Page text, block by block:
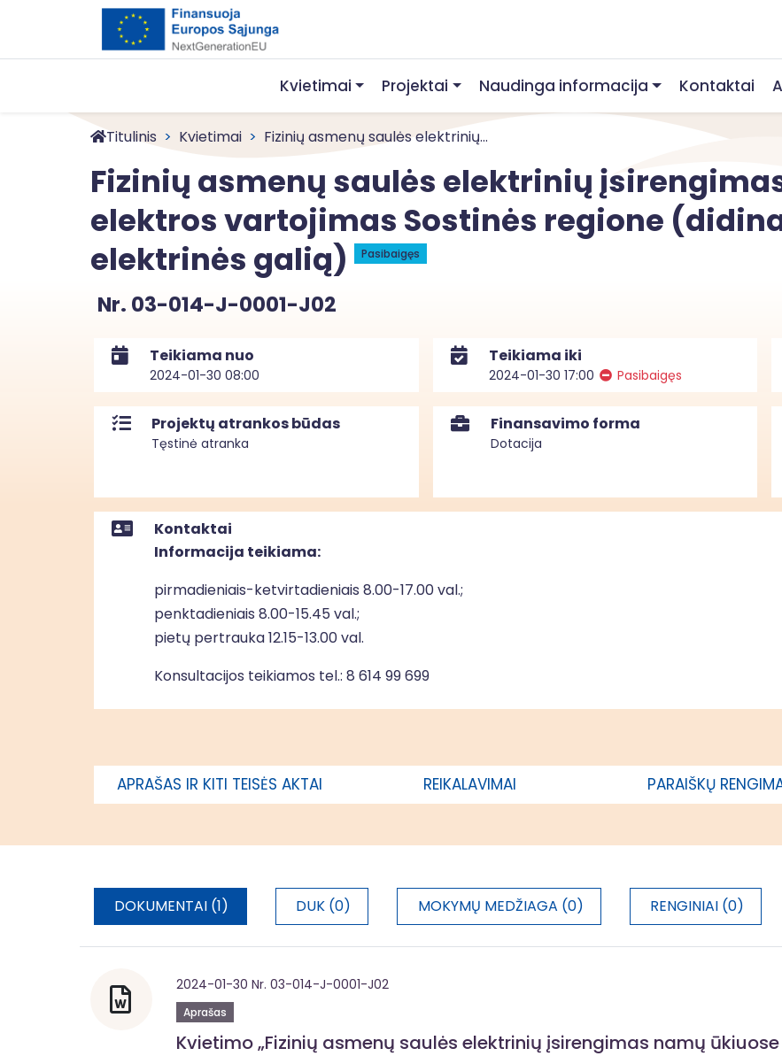
Kvietimai Projektai Naudinga informacija Kontaktai
Titulinis Kvietimai Fizinių asmenų saulės elektrinių...
Fizinių asmenų saulės elektrinių
elektros vartojimas Sostinės regione
elektrinės galią)
Pasibaigęs
Nr. 03-014-J-0001-J02
Teikiama nuo
2024-01-30 08:00
Teikiama iki
2024-01-30 17:00 Pasibaigęs
Projektų atrankos būdas
Tęstinė atranka
Finansavimo forma
Dotacija
Kontaktai
Informacija teikiama:
pirmadieniais-ketvirtadieniais 8.00-17.00 val.;
penktadieniais 8.00-15.45 val.;
pietų pertrauka 12.15-13.00 val.
Konsultacijos teikiamos tel.: 8 614 99 699
APRAŠAS IR KITI TEISĖS AKTAI REIKALAVIMAI PARAIŠKŲ
DOKUMENTAI (1) DUK (0) MOKYMŲ MEDŽIAGA (0) RENGINIAI (0)
2024-01-30 Nr. 03-014-J-0001-J02
Aprašas
Kvietimo „Fizinių asmenų saulės elektrinių įsirengimas namų